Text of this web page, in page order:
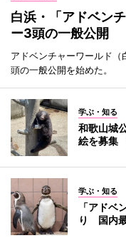
白浜・「アドベン
ー3頭の一般公開
アドベンチャーワールド
頭の一般公開を始めた。
学ぶ・知る
和歌山城
絵を募集
学ぶ・知る
「アドベ
り 国内